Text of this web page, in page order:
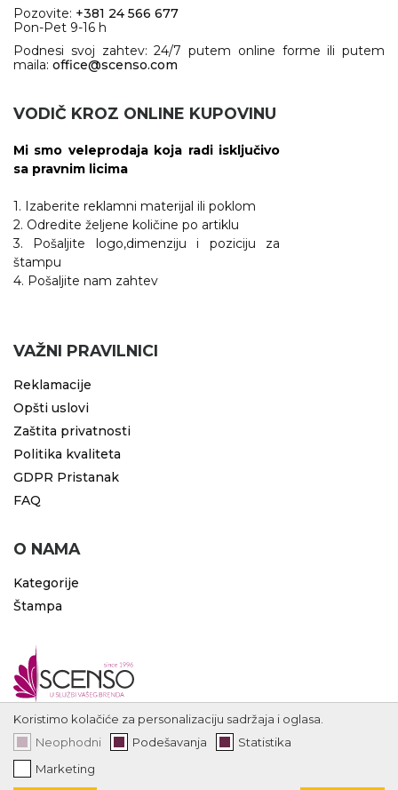
Pozovite: +381 24 566 677
Pon-Pet 9-16 h
Podnesi svoj zahtev: 24/7 putem online forme ili putem
maila: office@scenso.com
VODIČ KROZ ONLINE KUPOVINU
Mi smo veleprodaja koja radi isključivo
sa pravnim licima
1. Izaberite reklamni materijal ili poklom
2. Odredite željene količine po artiklu
3. Pošaljite logo,dimenziju i poziciju za
štampu
4. Pošaljite nam zahtev
VAŽNI PRAVILNICI
Reklamacije
Opšti uslovi
Zaštita privatnosti
Politika kvaliteta
GDPR Pristanak
FAQ
O NAMA
Kategorije
Štampa
Koristimo kolačiće za personalizaciju sadržaja i oglasa.
Neophodni
Podešavanja
Statistika
Marketing